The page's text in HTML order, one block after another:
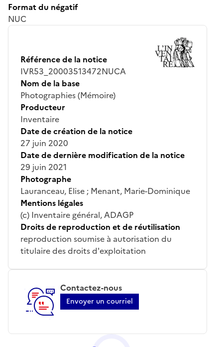
Format du négatif
NUC
Référence de la notice
IVR53_20003513472NUCA
Nom de la base
Photographies (Mémoire)
Producteur
Inventaire
Date de création de la notice
27 juin 2020
Date de dernière modification de la notice
29 juin 2021
Photographe
Lauranceau, Elise ; Menant, Marie-Dominique
Mentions légales
(c) Inventaire général, ADAGP
Droits de reproduction et de réutilisation
reproduction soumise à autorisation du
titulaire des droits d'exploitation
Contactez-nous
Envoyer un courriel